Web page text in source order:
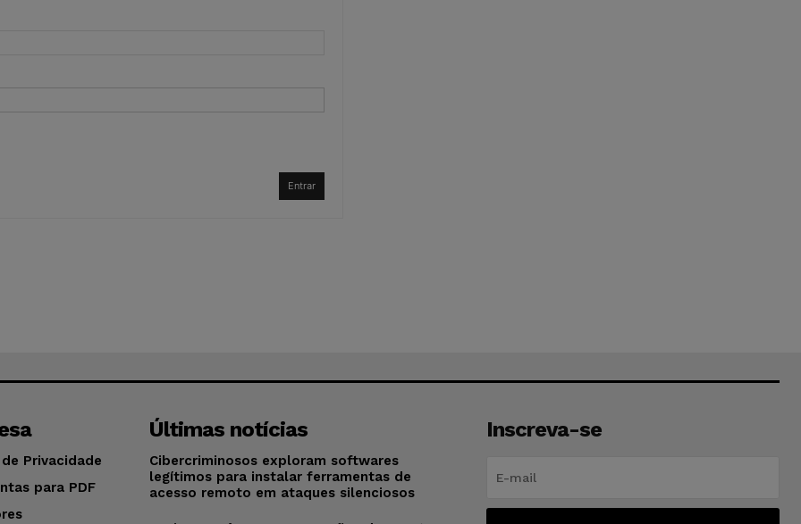
Entrar
Privacidade
para PDF
Últimas notícias
Cibercriminosos exploram softwares
legítimos para instalar ferramentas de
acesso remoto em ataques silenciosos
Inscreva-se